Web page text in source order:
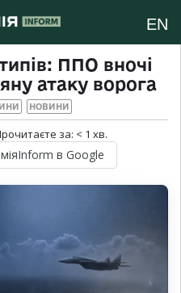
EN
ППО вночі
атаку ворога
НОВИНИ
за: < 1 хв.
в Google